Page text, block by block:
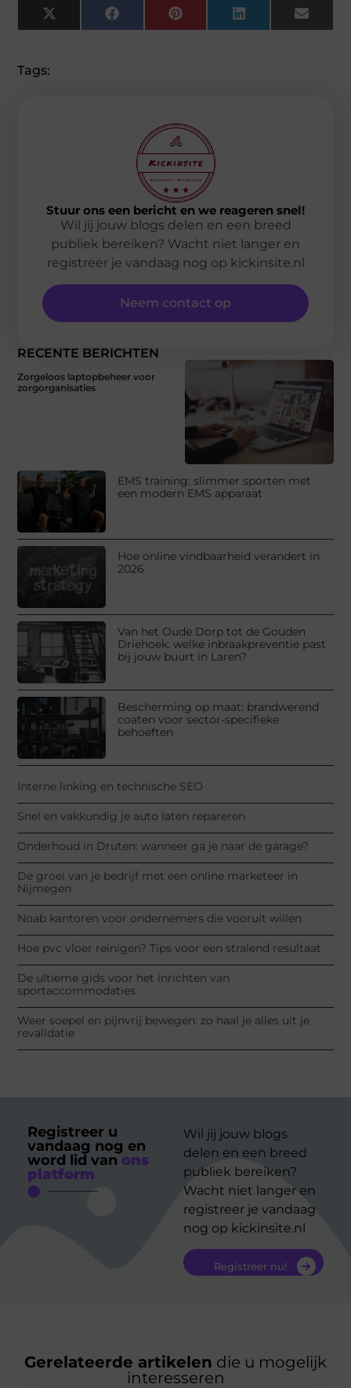
X
(Twitter)
FacebookPinterestLinkedIn Email
Tags:
RECENTE BERICHTEN
Zorgeloos laptopbeheer voor
zorgorganisaties
EMS training: slimmer sporten met
een modern EMS apparaat
Hoe online vindbaarheid verandert in
2026
Van het Oude Dorp tot de Gouden
Driehoek: welke inbraakpreventie past
bij jouw buurt in Laren?
Bescherming op maat: brandwerend
coaten voor sector-specifieke
behoeften
Interne linking en technische SEO
Snel en vakkundig je auto laten repareren
Onderhoud in Druten: wanneer ga je naar de garage?
De groei van je bedrijf met een online marketeer in
Nijmegen
Noab kantoren voor ondernemers die vooruit willen
Hoe pvc vloer reinigen? Tips voor een stralend resultaat
De ultieme gids voor het inrichten van
sportaccommodaties
Weer soepel en pijnvrij bewegen: zo haal je alles uit je
revalidatie
Stuur ons een bericht en we reageren snel!
Wil jij jouw blogs delen en een breed
publiek bereiken? Wacht niet langer en
registreer je vandaag nog op kickinsite.nl
Neem contact op
Registreer u
vandaag nog en
word lid van ons
platform
Wil jij jouw blogs
delen en een breed
publiek bereiken?
Wacht niet langer en
registreer je vandaag
nog op kickinsite.nl
Registreer nu!
Gerelateerde artikelen die u mogelijk
interesseren